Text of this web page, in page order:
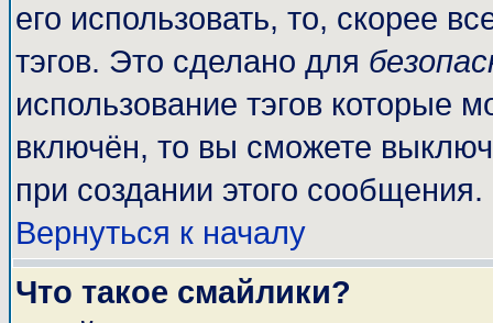
его использовать, то, скорее
тэгов. Это сделано для
использование тэгов которые
включён, то вы сможете
при создании этого сообщения.
Вернуться к началу
Что такое смайлики?